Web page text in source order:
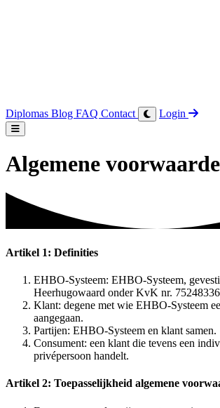
Diplomas Blog FAQ Contact Login
Algemene
Artikel 1: Definities
EHBO-Systeem: EHBO-Systeem,
Heerhugowaard onder KvK nr.
Klant: degene met wie EHBO-Systeem
aangegaan.
Partijen: EHBO-Systeem en klant samen.
Consument: een klant die tevens een
privépersoon handelt.
Artikel 2: Toepasselijkheid algemene